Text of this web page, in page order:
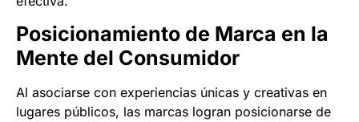
Posicionamiento de Marca en la
Mente del Consumidor
Al asociarse con experiencias únicas y creativas en
lugares públicos, las marcas logran posicionarse de